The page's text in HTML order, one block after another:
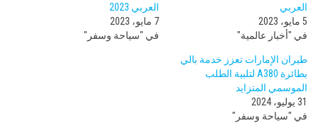
العربي
5 مايو، 2023
في "أخبار عالمية"
العربي 2023
7 مايو، 2023
في "سياحة وسفر"
طيران الإمارات تعزز خدمة بالي
بطائرة A380 لتلبية الطلب
الموسمي المتزايد
31 يوليو، 2024
في "سياحة وسفر"